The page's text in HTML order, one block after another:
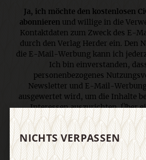
Ja, ich möchte den kostenlosen
abonnierenund willige in die
Kontaktdaten zum Zweck des E-
durch den Verlag Herder ein. Den
die E-Mail-Werbung kann ich
Ich bin einverstanden,
personenbezogenes
Newsletter und E-Mail-
ausgewertet wird, um die Inhalte
Interessen auszurichten. Über
Newsletter oder E-Mail kann ich
jederzeit ausschalten.
Informationen finden Sie in
NICHTS VERPASSEN